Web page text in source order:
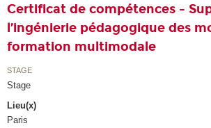
Certificat de compétences -
l’ingénierie pédagogique des
formation multimodale
STAGE
Stage
Lieu(x)
Paris